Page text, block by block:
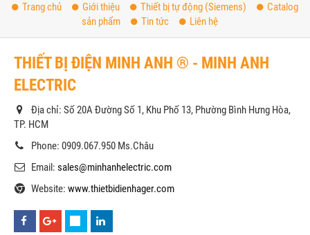
Trang chủ Giới thiệu Thiết bị tự động (Siemens)
Catalog
sản phẩm
Tin tức Liên hệ
THIẾT BỊ ĐIỆN MINH ANH ® - MINH ANH
ELECTRIC
Địa chỉ: Số 20A Đường Số 1, Khu Phố 13, Phường Bình Hưng Hòa,
TP. HCM
Phone: 0909.067.950 Ms.Châu
Email: sales@minhanhelectric.com
Website: www.thietbidienhager.com